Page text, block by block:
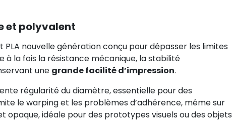
et polyvalent
PLA nouvelle génération conçu pour dépasser les limites
à la fois la résistance mécanique, la stabilité
une grande facilité d’impression.
régularité du diamètre, essentielle pour des
le warping et les problèmes d’adhérence, même sur
opaque, idéale pour des prototypes visuels ou des objets